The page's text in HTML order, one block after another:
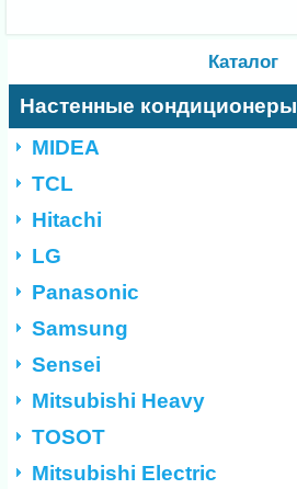
Каталог
Настенные кондиционеры
MIDEA
TCL
Hitachi
LG
Panasonic
Samsung
Sensei
Mitsubishi Heavy
TOSOT
Mitsubishi Electric